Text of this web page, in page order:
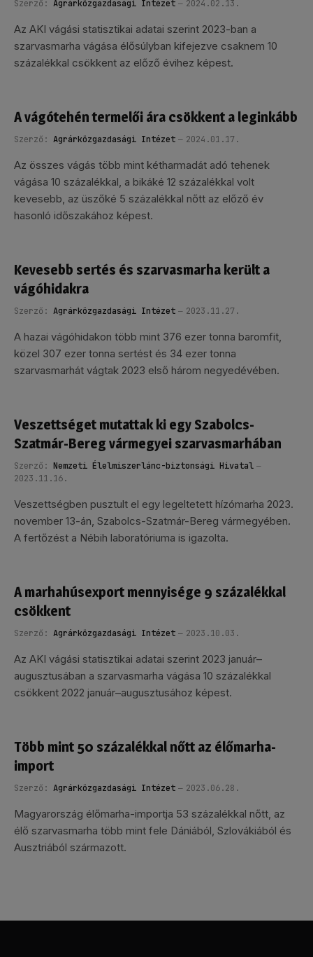
Szerző: Agrárközgazdasági Intézet 2024.02.13.
Az AKI vágási statisztikai adatai szerint 2023-ban a
szarvasmarha vágása élősúlyban kifejezve csaknem 10
százalékkal csökkent az előző évihez képest.
A vágótehén termelői ára csökkent a leginkább
Szerző: Agrárközgazdasági Intézet 2024.01.17.
Az összes vágás több mint kétharmadát adó tehenek
vágása 10 százalékkal, a bikáké 12 százalékkal volt
kevesebb, az üszőké 5 százalékkal nőtt az előző év
hasonló időszakához képest.
Kevesebb sertés és szarvasmarha került a
vágóhidakra
Szerző: Agrárközgazdasági Intézet 2023.11.27.
A hazai vágóhidakon több mint 376 ezer tonna baromfit,
közel 307 ezer tonna sertést és 34 ezer tonna
szarvasmarhát vágtak 2023 első három negyedévében.
Veszettséget mutattak ki egy Szabolcs-
Szatmár-Bereg vármegyei szarvasmarhában
Szerző: Nemzeti Élelmiszerlánc-biztonsági Hivatal
2023.11.16.
Veszettségben pusztult el egy legeltetett hízómarha 2023.
november 13-án, Szabolcs-Szatmár-Bereg vármegyében.
A fertőzést a Nébih laboratóriuma is igazolta.
A marhahúsexport mennyisége 9 százalékkal
csökkent
Szerző: Agrárközgazdasági Intézet 2023.10.03.
Az AKI vágási statisztikai adatai szerint 2023 január–
augusztusában a szarvasmarha vágása 10 százalékkal
csökkent 2022 január–augusztusához képest.
Több mint 50 százalékkal nőtt az élőmarha-
import
Szerző: Agrárközgazdasági Intézet 2023.06.28.
Magyarország élőmarha-importja 53 százalékkal nőtt, az
élő szarvasmarha több mint fele Dániából, Szlovákiából és
Ausztriából származott.